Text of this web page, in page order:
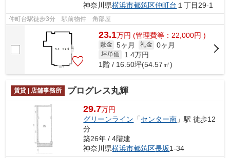
神奈川県横浜市都筑区仲町台 １丁目29-1
仲町台駅徒歩3分 駅前物件 角部屋
23.1万円 (管理費等：22,000円 )
敷金 5ヶ月 礼金 0ヶ月
坪単価 1.4万円
1階 / 16.50坪(54.57㎡)
賃貸 | 店舗事務所 プログレス丸輝
29.7万円
グリーンライン 「センター南 」駅 徒歩12
分
築26年 / 4階建
神奈川県横浜市都筑区長坂1-34